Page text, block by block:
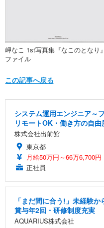
岬なこ 1st写真集『なこのとなり
ファイル
この記事へ戻る
システム運用エンジニア～
リモートOK・働き方の自由
株式会社出前館
東京都
月給50万円～66万6,700円
正社員
「まだ間に合う!」未経験
賞与年2回・研修制度充実
AQUARIUS株式会社